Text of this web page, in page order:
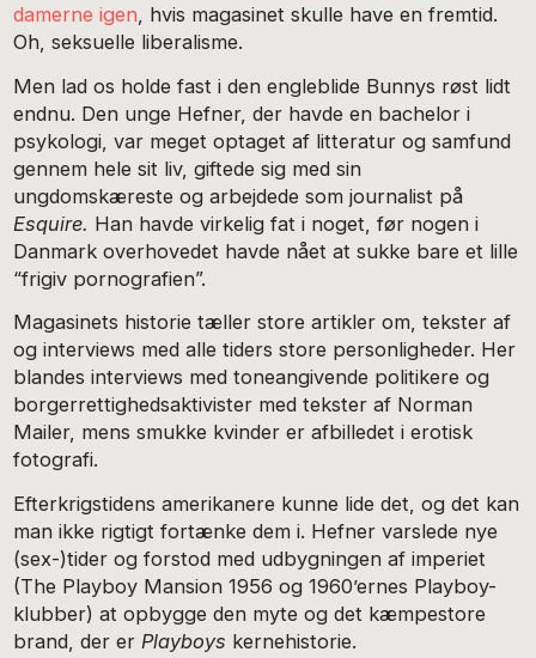
damerne igen , hvis magasinet skulle have en fremtid.
Oh, seksuelle liberalisme.
Men lad os holde fast i den engleblide Bunnys røst lidt
endnu. Den unge Hefner, der havde en bachelor i
psykologi, var meget optaget af litteratur og samfund
gennem hele sit liv, giftede sig med sin
ungdomskæreste og arbejdede som journalist på
Esquire. Han havde virkelig fat i noget, før nogen i
Danmark overhovedet havde nået at sukke bare et lille
“frigiv pornografien”.
Magasinets historie tæller store artikler om, tekster af
og interviews med alle tiders store personligheder. Her
blandes interviews med toneangivende politikere og
borgerrettighedsaktivister med tekster af Norman
Mailer, mens smukke kvinder er afbilledet i erotisk
fotografi.
Efterkrigstidens amerikanere kunne lide det, og det kan
man ikke rigtigt fortænke dem i. Hefner varslede nye
(sex-)tider og forstod med udbygningen af imperiet
(The Playboy Mansion 1956 og 1960’ernes Playboy-
klubber) at opbygge den myte og det kæmpestore
brand, der er Playboys kernehistorie.